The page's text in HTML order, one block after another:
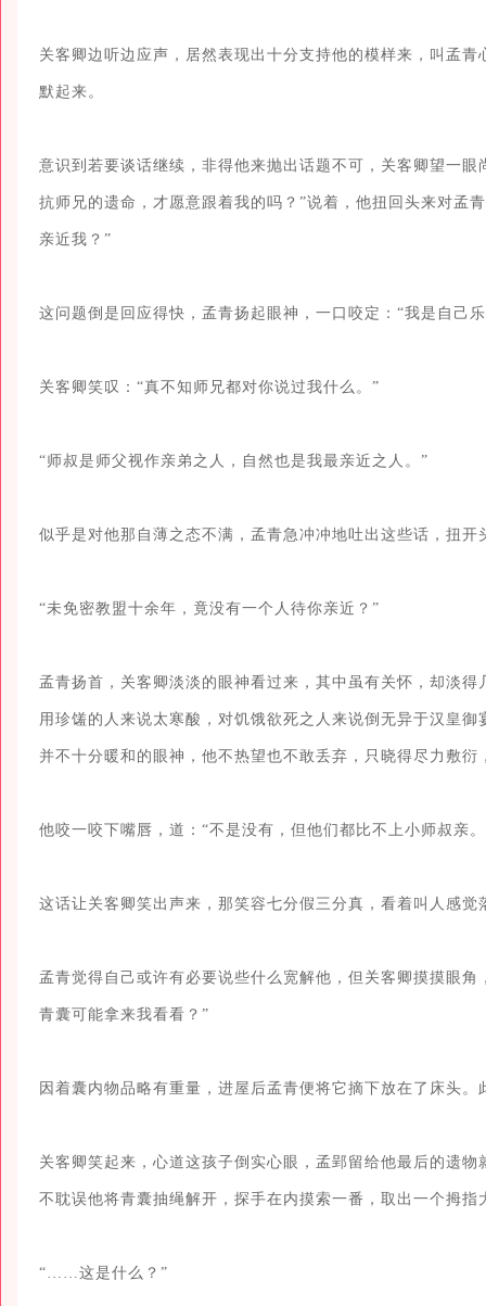
关客卿边听边应声，居然表现出十分支持他的模样来，叫孟
默起来。
意识到若要谈话继续，非得他来抛出话题不可，关客卿望一
抗师兄的遗命，才愿意跟着我的吗？”说着，他扭回头来对孟
亲近我？”
这问题倒是回应得快，孟青扬起眼神，一口咬定：“我是自己
关客卿笑叹：“真不知师兄都对你说过我什么。”
“师叔是师父视作亲弟之人，自然也是我最亲近之人。”
似乎是对他那自薄之态不满，孟青急冲冲地吐出这些话，扭开
“未免密教盟十余年，竟没有一个人待你亲近？”
孟青扬首，关客卿淡淡的眼神看过来，其中虽有关怀，却淡
用珍馐的人来说太寒酸，对饥饿欲死之人来说倒无异于汉皇
并不十分暖和的眼神，他不热望也不敢丢弃，只晓得尽力敷
他咬一咬下嘴唇，道：“不是没有，但他们都比不上小师叔亲
这话让关客卿笑出声来，那笑容七分假三分真，看着叫人感觉
孟青觉得自己或许有必要说些什么宽解他，但关客卿摸摸眼
青囊可能拿来我看看？”
因着囊内物品略有重量，进屋后孟青便将它摘下放在了床头
关客卿笑起来，心道这孩子倒实心眼，孟郢留给他最后的遗
不耽误他将青囊抽绳解开，探手在内摸索一番，取出一个拇
“……这是什么？”